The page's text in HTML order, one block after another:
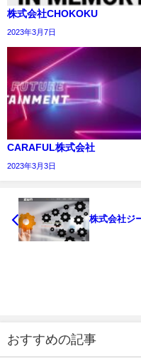
株式会社CHOKOKU
2023年3月7日
CARAFUL株式会社
2023年3月3日
株式会社ジ
おすすめの記事